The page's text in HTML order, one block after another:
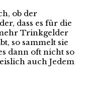
ob der
dass es für die
Trinkgelder
so sammelt sie
dann oft nicht so
auch Jedem